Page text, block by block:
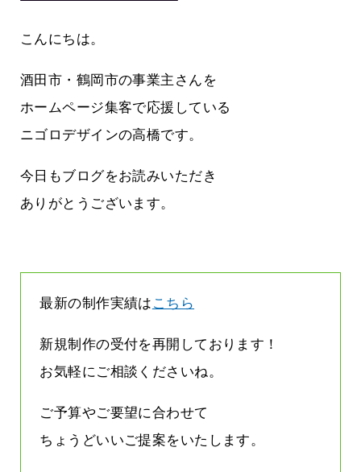
こんにちは。
酒田市・鶴岡市の事業主さんを
ホームページ集客で応援している
ニゴロデザインの高橋です。
今日もブログをお読みいただき
ありがとうございます。
最新の制作実績は こちら
新規制作の受付を再開しております！
お気軽にご相談くださいね。
ご予算やご要望に合わせて
ちょうどいいご提案をいたします。
ない
メンタルに来る～！想定してたより利
益が残らない仕事になってしまって
た…